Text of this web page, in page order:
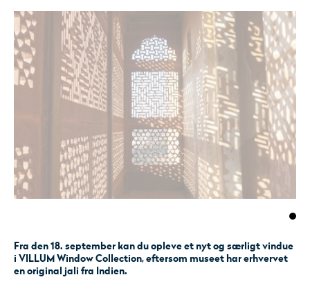
Fra den 18. september kan du opleve et nyt og særligt vindue
i VILLUM Window Collection, eftersom museet har erhvervet
en original jali fra Indien.